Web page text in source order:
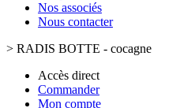
Nos associés
Nous contacter
> RADIS BOTTE - cocagne
Accès direct
Commander
Mon compte